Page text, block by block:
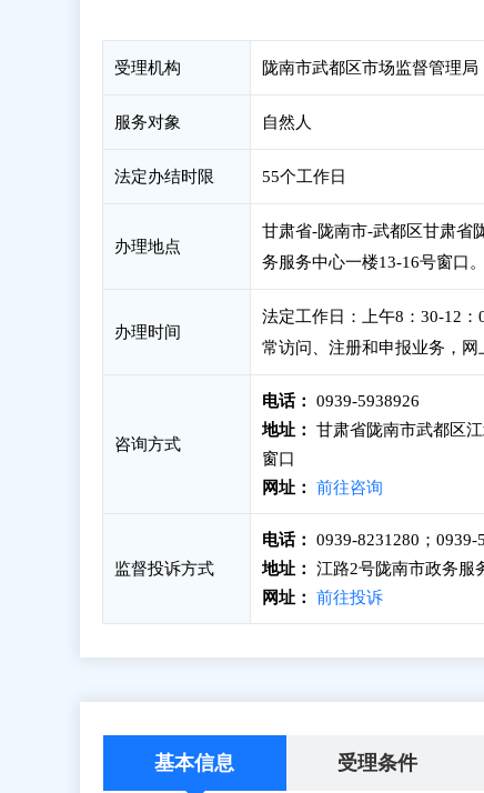
受理机构 陇南市武都区市场监督管理局
服务对象 自然人
法定办结时限 55个工作日
办理地点
甘肃省-陇南市-武都区甘肃省
务服务中心一楼13-16号窗口。
办理时间
法定工作日：上午8：30-12
常访问、注册和申报业务，
咨询方式
电话：
0939-5938926
地址：
甘肃省陇南市武都区
窗口
网址：
前往咨询
监督投诉方式
电话：
0939-8231280；0939-
地址：
江路2号陇南市政务服
网址：
前往投诉
基本信息 受理条件